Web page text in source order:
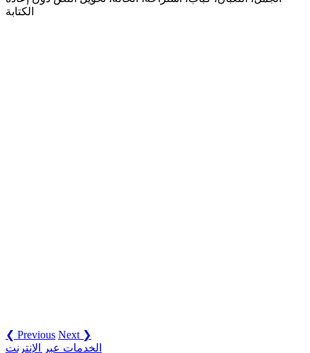
الكتابة
❮ Previous Next ❯
الخدمات عبر الإنترنت